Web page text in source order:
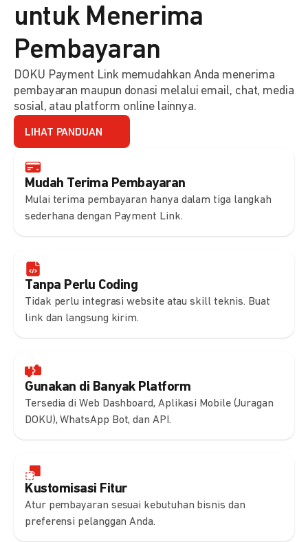
Mudah Terima Pembayaran
Mulai terima pembayaran hanya dalam tiga langkah
sederhana dengan Payment Link.
Tanpa Perlu Coding
Tidak perlu integrasi website atau skill teknis. Buat
link dan langsung kirim.
Gunakan di Banyak Platform
Tersedia di Web Dashboard, Aplikasi Mobile (Juragan
DOKU), WhatsApp Bot, dan API.
Kustomisasi Fitur
Atur pembayaran sesuai kebutuhan bisnis dan
preferensi pelanggan Anda.
untuk Menerima
Pembayaran
DOKU Payment Link memudahkan Anda menerima
pembayaran maupun donasi melalui email, chat, media
sosial, atau platform online lainnya.
LIHAT PANDUAN